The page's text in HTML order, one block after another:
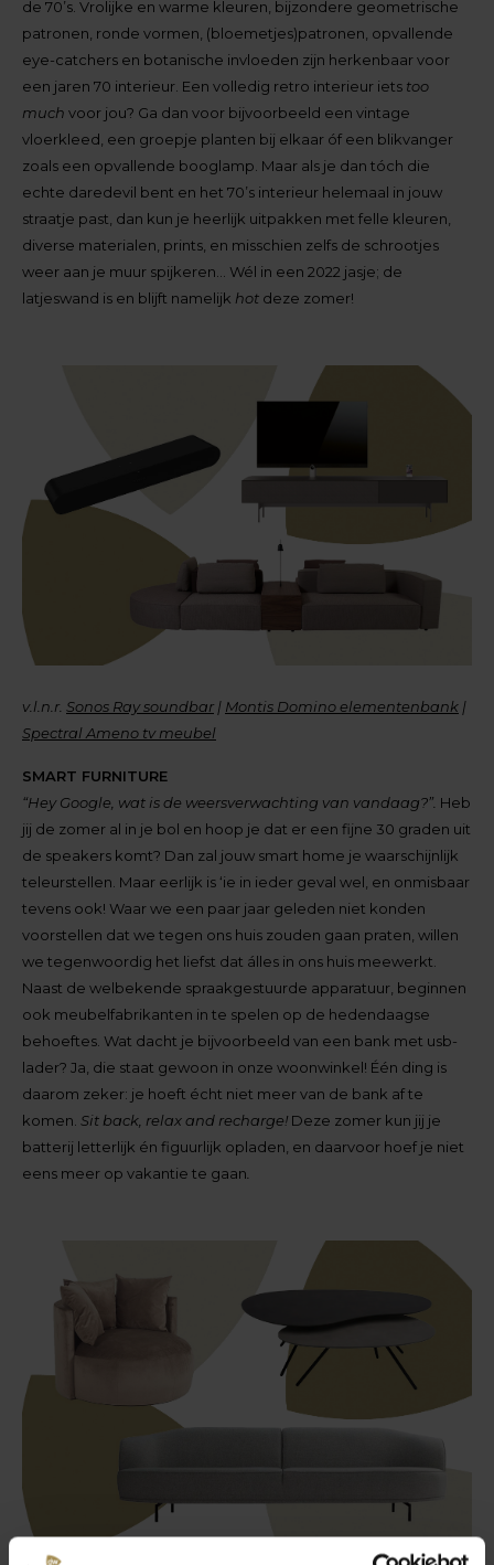
de 70’s. Vrolijke en warme kleuren, bijzondere geometrische
patronen, ronde vormen, (bloemetjes)patronen, opvallende
eye-catchers en botanische invloeden zijn herkenbaar voor
een jaren 70 interieur. Een volledig retro interieur iets too
much voor jou? Ga dan voor bijvoorbeeld een vintage
vloerkleed, een groepje planten bij elkaar óf een blikvanger
zoals een opvallende booglamp. Maar als je dan tóch die
echte daredevil bent en het 70’s interieur helemaal in jouw
straatje past, dan kun je heerlijk uitpakken met felle kleuren,
diverse materialen, prints, en misschien zelfs de schrootjes
weer aan je muur spijkeren… Wél in een 2022 jasje; de
latjeswand is en blijft namelijk hot deze zomer!
v.l.n.r. Sonos Ray soundbar | Montis Domino elementenbank |
Spectral Ameno tv meubel
SMART FURNITURE
“Hey Google, wat is de weersverwachting van vandaag?”. Heb
jij de zomer al in je bol en hoop je dat er een fijne 30 graden uit
de speakers komt? Dan zal jouw smart home je waarschijnlijk
teleurstellen. Maar eerlijk is ‘ie in ieder geval wel, en onmisbaar
tevens ook! Waar we een paar jaar geleden niet konden
voorstellen dat we tegen ons huis zouden gaan praten, willen
we tegenwoordig het liefst dat álles in ons huis meewerkt.
Naast de welbekende spraakgestuurde apparatuur, beginnen
ook meubelfabrikanten in te spelen op de hedendaagse
behoeftes. Wat dacht je bijvoorbeeld van een bank met usb-
lader? Ja, die staat gewoon in onze woonwinkel! Één ding is
daarom zeker: je hoeft écht niet meer van de bank af te
komen. Sit back, relax and recharge! Deze zomer kun jij je
batterij letterlijk én figuurlijk opladen, en daarvoor hoef je niet
eens meer op vakantie te gaan